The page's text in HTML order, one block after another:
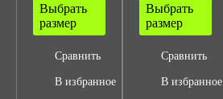
Выбрать
размер
Сравнить
В избранное
Выбрать
размер
Сравнить
В избранное